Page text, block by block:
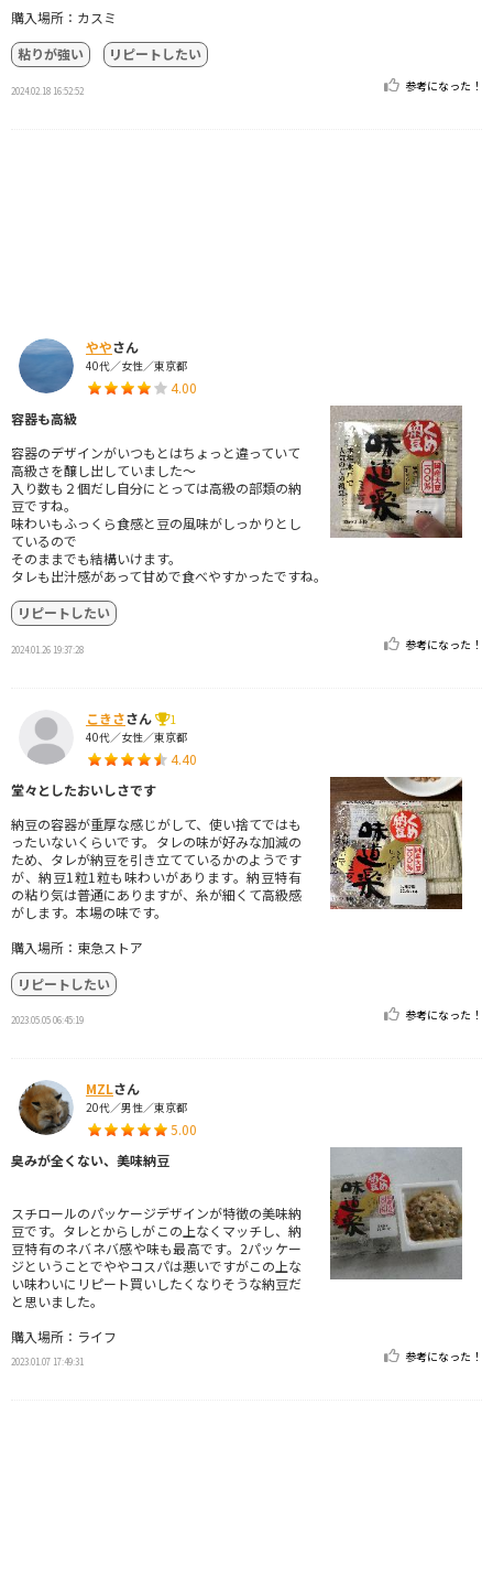
購入場所：カスミ
粘りが強い
リピートしたい
2024.02.18 16:52:52 参考になった！
ややさん
40代／女性／東京都
4.00
容器も高級
容器のデザインがいつもとはちょっと違っていて
高級さを醸し出していました～
入り数も２個だし自分にとっては高級の部類の納
豆ですね。
味わいもふっくら食感と豆の風味がしっかりとし
ているので
そのままでも結構いけます。
タレも出汁感があって甘めで食べやすかったですね。
リピートしたい
2024.01.26 19:37:28 参考になった！
こきささん
1
40代／女性／東京都
4.40
堂々としたおいしさです
納豆の容器が重厚な感じがして、使い捨てではも
ったいないくらいです。タレの味が好みな加減の
ため、タレが納豆を引き立てているかのようです
が、納豆1粒1粒も味わいがあります。納豆特有
の粘り気は普通にありますが、糸が細くて高級感
がします。本場の味です。
購入場所：東急ストア
リピートしたい
2023.05.05 06:45:19 参考になった！
MZLさん
20代／男性／東京都
5.00
臭みが全くない、美味納豆
スチロールのパッケージデザインが特徴の美味納
豆です。タレとからしがこの上なくマッチし、納
豆特有のネバネバ感や味も最高です。2パッケー
ジということでややコスパは悪いですがこの上な
い味わいにリピート買いしたくなりそうな納豆だ
と思いました。
購入場所：ライフ
2023.01.07 17:49:31 参考になった！